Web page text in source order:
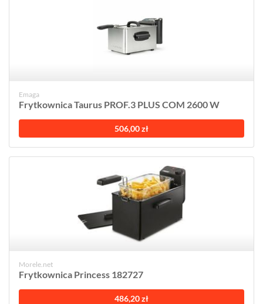
Emaga
Frytkownica Taurus PROF.3 PLUS COM 2600 W
506,00 zł
Morele.net
Frytkownica Princess 182727
486,20 zł